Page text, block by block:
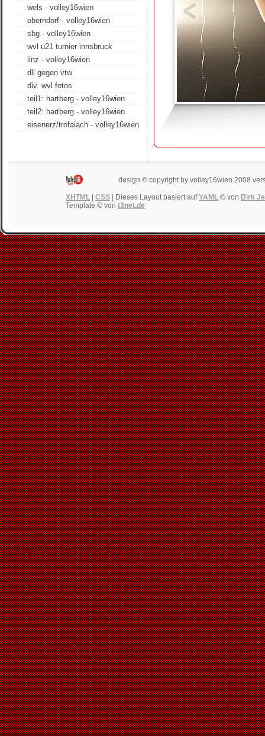
wels - volley16wien
oberndorf - volley16wien
sbg - volley16wien
wvl u21 turnier innsbruck
linz - volley16wien
dll gegen vtw
div. wvl fotos
teil1: hartberg - volley16wien
teil2: hartberg - volley16wien
eisenerz/trofaiach - volley16wien
design © copyright by volley16wien 2008
XHTML CSS | Dieses Layout basiert aufYAML © von Dirk
Template © von t3net.de